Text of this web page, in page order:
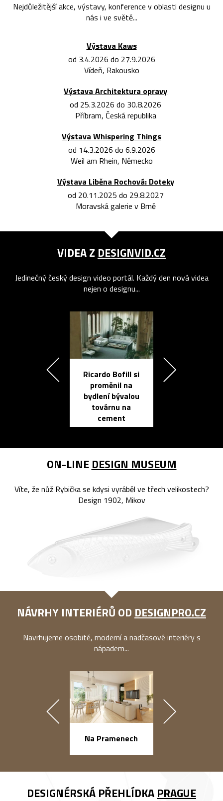
Nejdůležitější akce, výstavy, konference v oblasti designu u
nás i ve světě...
Výstava Kaws
od 3.4.2026 do 27.9.2026
Vídeň, Rakousko
Výstava Architektura opravy
od 25.3.2026 do 30.8.2026
Příbram, Česká republika
Výstava Whispering Things
od 14.3.2026 do 6.9.2026
Weil am Rhein, Německo
Výstava Liběna Rochová: Doteky
od 20.11.2025 do 29.8.2027
Moravská galerie v Brně
VIDEA Z DESIGNVID.CZ
Jedinečný český design video portál. Každý den nová videa
nejen o designu...
Ricardo Bofill si
proměnil na
bydlení bývalou
továrnu na
cement
ON-LINE DESIGN MUSEUM
Víte, že nůž Rybička se kdysi vyráběl ve třech velikostech?
Design 1902, Mikov
NÁVRHY INTERIÉRŮ OD DESIGNPRO.CZ
Navrhujeme osobité, moderní a nadčasové interiéry s
nápadem...
Na Pramenech
DESIGNÉRSKÁ PŘEHLÍDKA PRAGUE